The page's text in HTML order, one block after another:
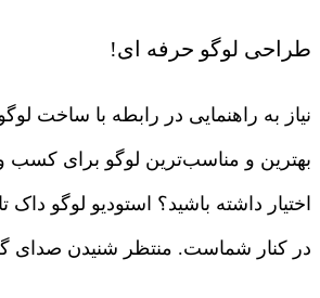
طراحی لوگو حرفه ای!
نیاز به راهنمایی در رابطه با ساخت
بهترین و مناسب‌ترین لوگو برای کسب و
اختیار داشته باشید؟ استودیو لوگو
در کنار شماست. منتظر شنیدن صدای